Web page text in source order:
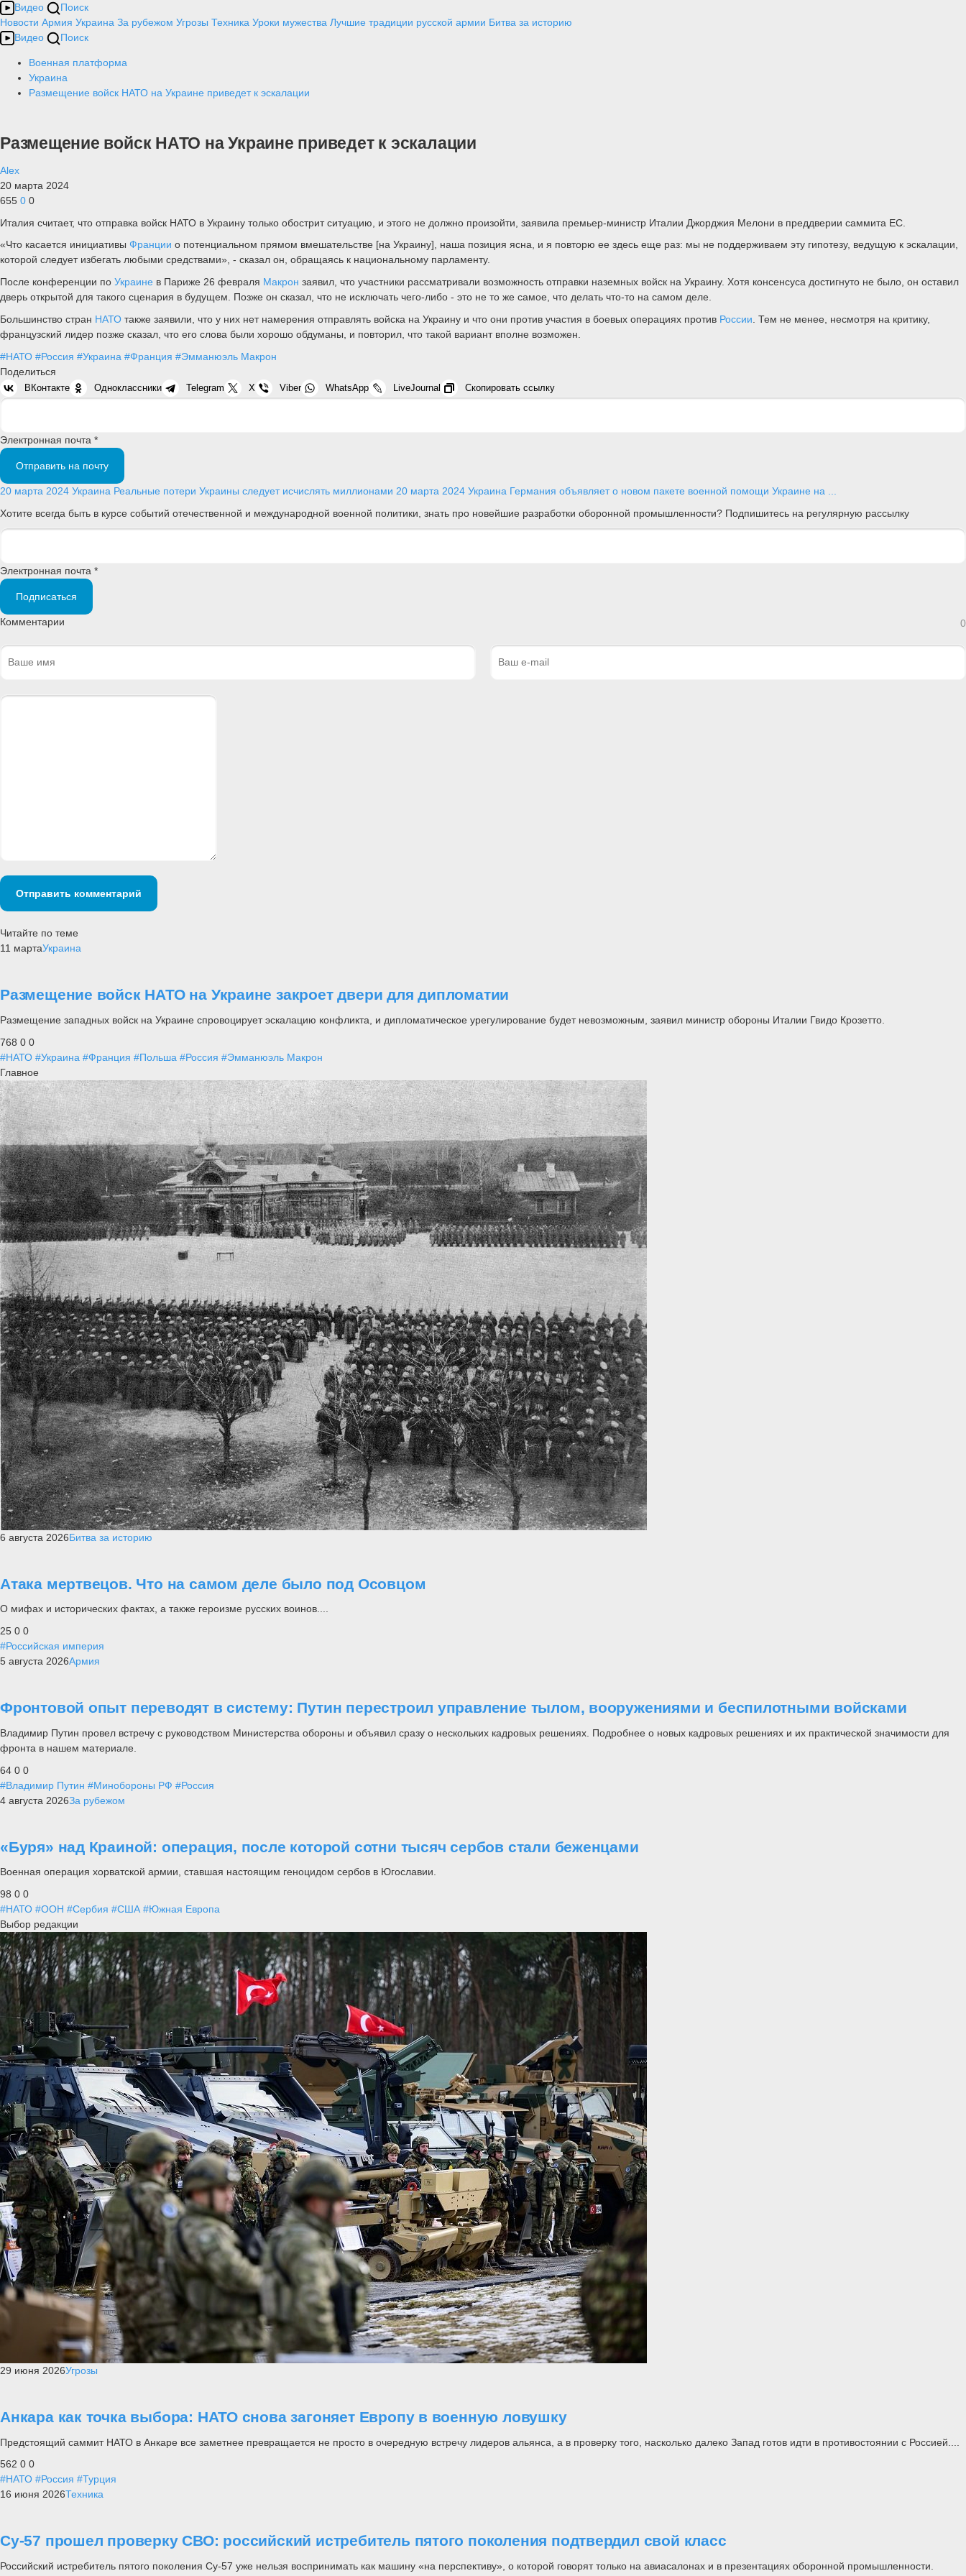
Видео
Поиск
Новости Армия Украина За рубежом Угрозы Техника Уроки мужества Лучшие традиции русской армии Битва за историю
Видео
Поиск
Военная платформа
Украина
Размещение войск НАТО на Украине приведет к эскалации
Размещение войск НАТО на Украине приведет к эскалации
Alex
20 марта 2024
655 0 0
Италия считает, что отправка войск НАТО в Украину только обострит ситуацию, и этого не должно произойти, заявила премьер-министр Италии Джорджия Мелони в преддверии саммита ЕС.
«Что касается инициативы Франции о потенциальном прямом вмешательстве [на Украину], наша позиция ясна, и я повторю ее здесь еще раз: мы не поддерживаем эту гипотезу, ведущую к эскалации,
которой следует избегать любыми средствами», - сказал он, обращаясь к национальному парламенту.
После конференции по Украине в Париже 26 февраля Макрон заявил, что участники рассматривали возможность отправки наземных войск на Украину. Хотя консенсуса достигнуто не было, он оставил
дверь открытой для такого сценария в будущем. Позже он сказал, что не исключать чего-либо - это не то же самое, что делать что-то на самом деле.
Большинство стран НАТО также заявили, что у них нет намерения отправлять войска на Украину и что они против участия в боевых операциях против России . Тем не менее, несмотря на критику,
французский лидер позже сказал, что его слова были хорошо обдуманы, и повторил, что такой вариант вполне возможен.
#НАТО #Россия #Украина #Франция #Эмманюэль Макрон
Поделиться
ВКонтакте Одноклассники Telegram X Viber WhatsApp LiveJournal Скопировать ссылку
Электронная почта *
Отправить на почту
20 марта 2024 Украина Реальные потери Украины следует исчислять миллионами 20 марта 2024 Украина Германия объявляет о новом пакете военной помощи Украине на ...
Хотите всегда быть в курсе событий отечественной и международной военной политики, знать про новейшие разработки оборонной промышленности? Подпишитесь на регулярную рассылку
Электронная почта *
Подписаться
Комментарии 0
Отправить комментарий
Читайте по теме
11 мартаУкраина
Размещение войск НАТО на Украине закроет двери для дипломатии
Размещение западных войск на Украине спровоцирует эскалацию конфликта, и дипломатическое урегулирование будет невозможным, заявил министр обороны Италии Гвидо Крозетто.
768 0 0
#НАТО #Украина #Франция #Польша #Россия #Эмманюэль Макрон
Главное
6 августа 2026Битва за историю
Атака мертвецов. Что на самом деле было под Осовцом
О мифах и исторических фактах, а также героизме русских воинов....
25 0 0
#Российская империя
5 августа 2026Армия
Фронтовой опыт переводят в систему: Путин перестроил управление тылом, вооружениями и беспилотными войсками
Владимир Путин провел встречу с руководством Министерства обороны и объявил сразу о нескольких кадровых решениях. Подробнее о новых кадровых решениях и их практической значимости для
фронта в нашем материале.
64 0 0
#Владимир Путин #Минобороны РФ #Россия
4 августа 2026За рубежом
«Буря» над Краиной: операция, после которой сотни тысяч сербов стали беженцами
Военная операция хорватской армии, ставшая настоящим геноцидом сербов в Югославии.
98 0 0
#НАТО #ООН #Сербия #США #Южная Европа
Выбор редакции
29 июня 2026Угрозы
Анкара как точка выбора: НАТО снова загоняет Европу в военную ловушку
Предстоящий саммит НАТО в Анкаре все заметнее превращается не просто в очередную встречу лидеров альянса, а в проверку того, насколько далеко Запад готов идти в противостоянии с Россией....
562 0 0
#НАТО #Россия #Турция
16 июня 2026Техника
Су-57 прошел проверку СВО: российский истребитель пятого поколения подтвердил свой класс
Российский истребитель пятого поколения Су-57 уже нельзя воспринимать как машину «на перспективу», о которой говорят только на авиасалонах и в презентациях оборонной промышленности.